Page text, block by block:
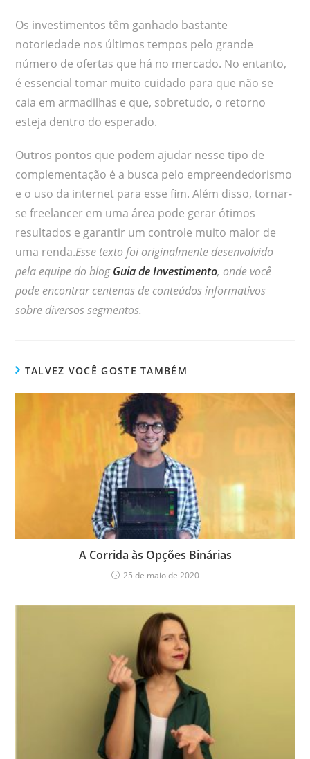
Os investimentos têm ganhado bastante
notoriedade nos últimos tempos pelo grande
número de ofertas que há no mercado. No entanto,
é essencial tomar muito cuidado para que não se
caia em armadilhas e que, sobretudo, o retorno
esteja dentro do esperado.
Outros pontos que podem ajudar nesse tipo de
complementação é a busca pelo empreendedorismo
e o uso da internet para esse fim. Além disso, tornar-
se freelancer em uma área pode gerar ótimos
resultados e garantir um controle muito maior de
uma renda.Esse texto foi originalmente desenvolvido
pela equipe do blogGuia de Investimento, onde você
pode encontrar centenas de conteúdos informativos
sobre diversos segmentos.
TALVEZ VOCÊ GOSTE TAMBÉM
A Corrida às Opções Binárias
25 de maio de 2020